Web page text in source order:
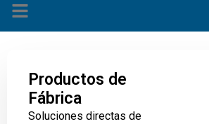
Productos de
Fábrica
Soluciones directas de